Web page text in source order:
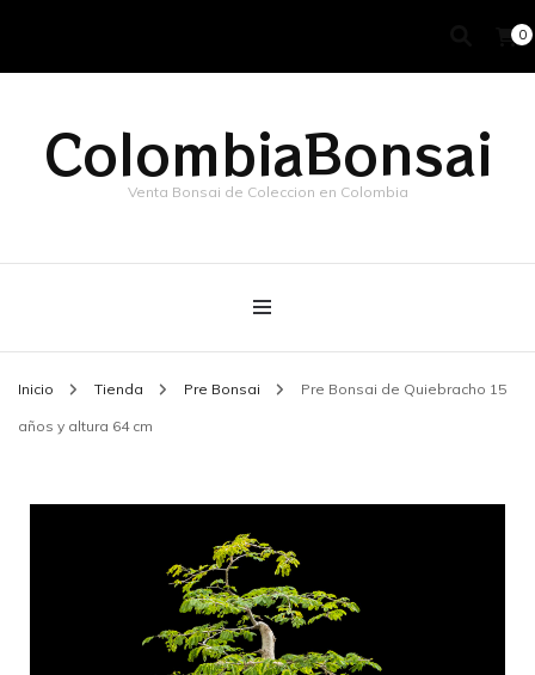
0
ColombiaBonsai
Venta Bonsai de Coleccion en Colombia
Inicio Tienda Pre Bonsai Pre Bonsai de Quiebracho 15
años y altura 64 cm